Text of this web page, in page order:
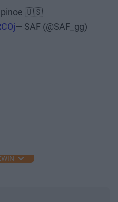
🇺🇸
— SAF (@SAF_gg)